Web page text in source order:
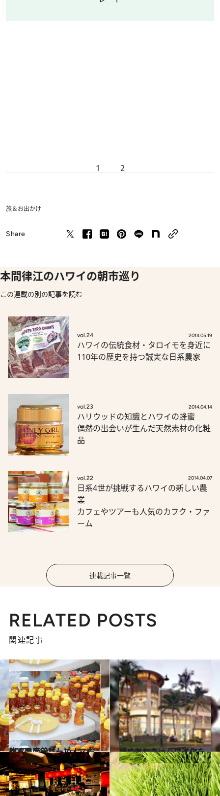
1 2
旅＆お出かけ
Share
本間律江のハワイの朝市巡り
この連載の別の記事を読む
vol.24 2014.05.19
ハワイの伝統食材・タロイモを身近に
110年の歴史を持つ誠実な日系農家
vol.23 2014.04.14
ハリウッドの知識とハワイの蜂蜜
偶然の出会いが生んだ天然素材の化粧
品
vol.22 2014.04.07
日系4世が挑戦するハワイの新しい農
業
カフェやツアーも人気のカフク・ファ
ーム
連載記事一覧
RELATED POSTS
関連記事
2012.11.19
KCCファーマーズ・マーケットの美味しい！ おすすめ店
旅＆お出かけ 2013.10.9
「ロイヤル・ハワイアン・センター」は進化を止めない
旅＆お出かけ